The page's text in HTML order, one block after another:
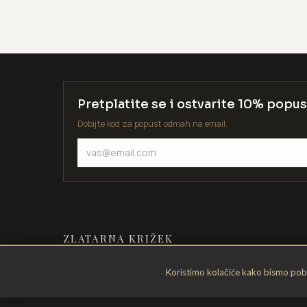
Koristimo kolačiće kako bismo
Pretplatite se i ostvarite 10%
Dobijte kod za popust odmah na email.
ZLATARNA KRIŽEK